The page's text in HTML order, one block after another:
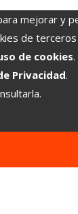
mejorar y
de
de cookies.
Privacidad.